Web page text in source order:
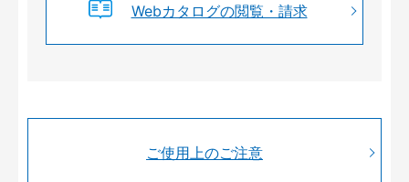
Webカタログの閲覧・請求
ご使用上のご注意